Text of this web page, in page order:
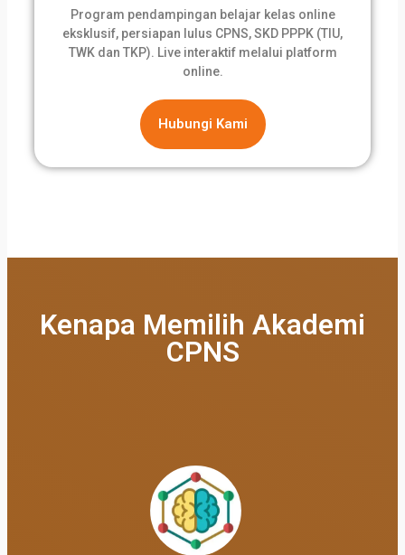
Program pendampingan belajar kelas online
eksklusif, persiapan lulus CPNS, SKD PPPK (TIU,
TWK dan TKP). Live interaktif melalui platform
online.
Hubungi Kami
Kenapa Memilih Akademi
CPNS